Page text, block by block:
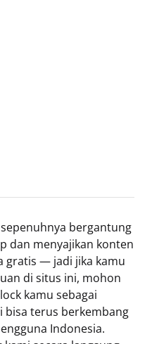
bergantung
dan menyajikan konten
gratis — jadi jika kamu
di situs ini, mohon
kamu sebagai
bisa terus berkembang
Indonesia.